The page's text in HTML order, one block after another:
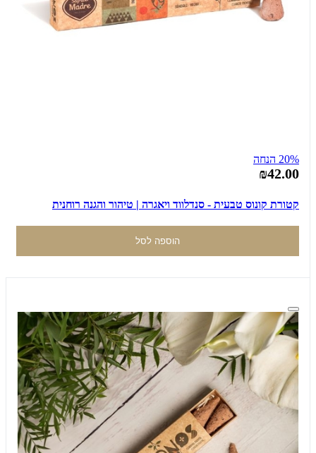
20% הנחה
₪42.00
קטורת קונוס טבעית - סנדלווד ויאגרה | טיהור והגנה רוחנית
הוספה לסל